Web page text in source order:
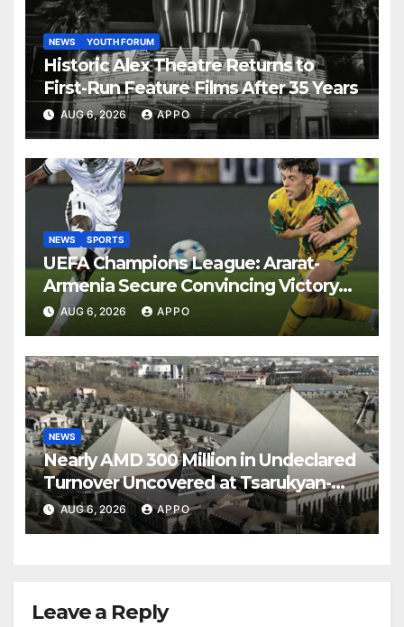
NEWS YOUTH FORUM
Historic Alex Theatre Returns to
First-Run Feature Films After 35 Years
AUG 6, 2026 APPO
NEWS SPORTS
UEFA Champions League: Ararat-
Armenia Secure Convincing Victory
Over Shamrock Rovers 2-0
AUG 6, 2026 APPO
NEWS
Nearly AMD 300 Million in Undeclared
Turnover Uncovered at Tsarukyan-
Owned Entertainment Center
AUG 6, 2026 APPO
Leave a Reply